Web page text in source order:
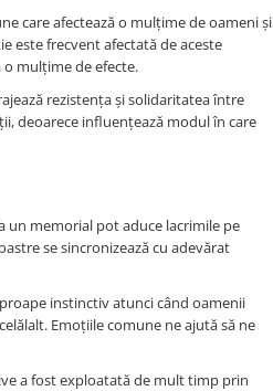
care afectează o mulțime de oameni și
este frecvent afectată de aceste
mulțime de efecte.
rezistența și solidaritatea între
deoarece influențează modul în care
un memorial pot aduce lacrimile pe
se sincronizează cu adevărat
instinctiv atunci când oamenii
Emoțiile comune ne ajută să ne
a fost exploatată de mult timp prin